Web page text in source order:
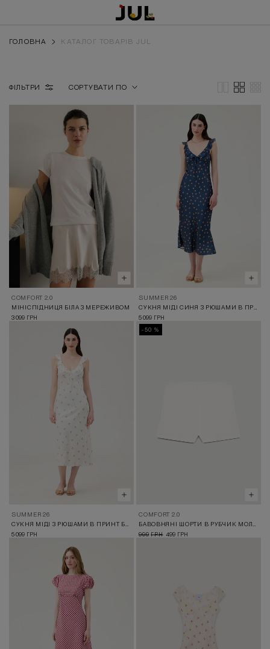
ГОЛОВНА КАТАЛОГ ТОВАРІВ JUL
ФІЛЬТРИ СОРТУВАТИ ПО
COMFORT 2.0
МІНІСПІДНИЦЯ БІЛА З МЕРЕЖИВОМ
3 099 ГРН
SUMMER 26
СУКНЯ МІДІ СИНЯ З РЮШАМИ В ПРИНТ ПОЛУНИЧКИ
5 099 ГРН
SUMMER 26
5 099 ГРН
-50 %
COMFORT 2.0
999 ГРН 499 ГРН